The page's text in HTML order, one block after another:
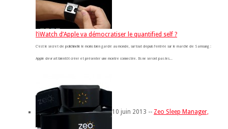
l’iWatch d’Apple va démocratiser le quantified self ?
C'est le secret de polichinelle le moins bien gardé au monde, surtout depuis l'entrée sur le marché de Samsung :
Apple devrait bientôt créer et présenter une montre connectée. Ils ne seront pas les...
10 juin 2013 -- Zeo Sleep Manager,